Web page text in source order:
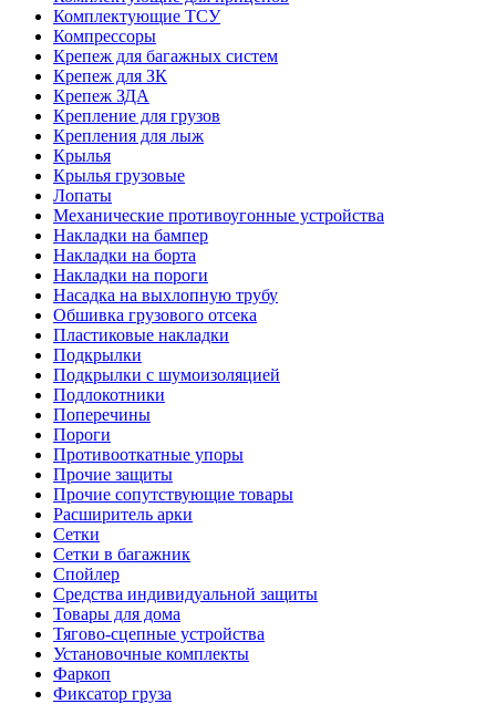
Комплектующие ТСУ
Компрессоры
Крепеж для багажных систем
Крепеж для ЗК
Крепеж ЗДА
Крепление для грузов
Крепления для лыж
Крылья
Крылья грузовые
Лопаты
Механические противоугонные устройства
Накладки на бампер
Накладки на борта
Накладки на пороги
Насадка на выхлопную трубу
Обшивка грузового отсека
Пластиковые накладки
Подкрылки
Подкрылки с шумоизоляцией
Подлокотники
Поперечины
Пороги
Противооткатные упоры
Прочие защиты
Прочие сопутствующие товары
Расширитель арки
Сетки
Сетки в багажник
Спойлер
Средства индивидуальной защиты
Товары для дома
Тягово-сцепные устройства
Установочные комплекты
Фаркоп
Фиксатор груза